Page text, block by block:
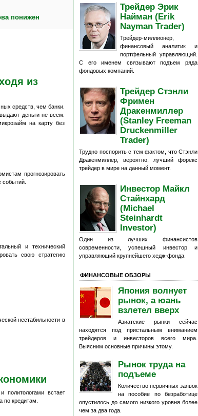
понижен
из
средств, чем банки.
деньги не всем.
на карту без
прогнозировать
событий.
и технический
свою стратегию
нестабильности в
политологами встает
по кредитам.
Трейдер Эрик
Найман (Erik
Nayman Trader)
Трейдер-миллионер,
финансовый аналитик и
портфельный управляющий.
С его именем связывают подъем ряда
фондовых компаний.
Трейдер Стэнли
Фримен
Дракенмиллер
(Stanley Freeman
Druckenmiller
Trader)
Трудно поспорить с тем фактом, что Стэнли
Дракенмиллер, вероятно, лучший форекс
трейдер в мире на данный момент.
Инвестор Майкл
Стайнхард
(Michael
Steinhardt
Investor)
Один из лучших финансистов
современности, успешный инвестор и
управляющий крупнейшего хедж-фонда.
ФИНАНСОВЫЕ ОБЗОРЫ
Япония волнует
рынок, а юань
взлетел вверх
Азиатские рынки сейчас
находятся под пристальным вниманием
трейдеров и инвесторов всего мира.
Выясним основные причины этому.
Рынок труда на
подъеме
Количество первичных заявок
на пособие по безработице
опустилось до самого низкого уровня более
чем за два года.